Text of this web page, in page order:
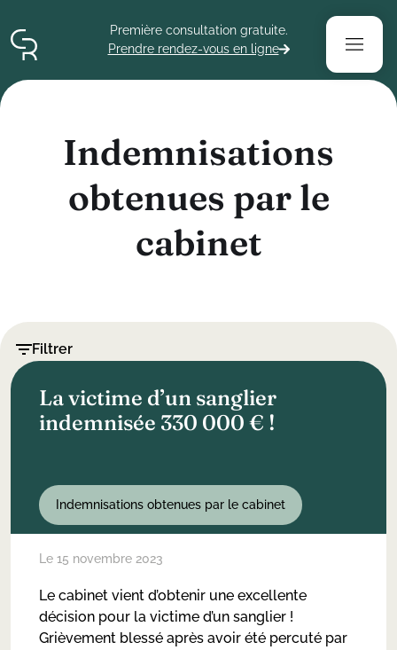
Première consultation gratuite.
Prendre rendez-vous en ligne
Indemnisations
obtenues par le
cabinet
Filtrer
La victime d’un sanglier
indemnisée 330 000 € !
Indemnisations obtenues par le cabinet
Le 15 novembre 2023
Le cabinet vient d’obtenir une excellente
décision pour la victime d’un sanglier !
Grièvement blessé après avoir été percuté par